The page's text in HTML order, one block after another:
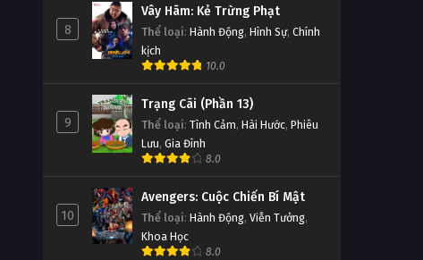
8
Vây Hãm: Kẻ Trừng Phạt
Thể loại: Hành Động, Hình Sự, Chính
kịch
10.0
9
Trạng Cãi (Phần 13)
Thể loại: Tình Cảm, Hài Hước, Phiêu
Lưu, Gia Đình
8.0
10
Avengers: Cuộc Chiến Bí Mật
Thể loại: Hành Động, Viễn Tưởng,
Khoa Học
8.0